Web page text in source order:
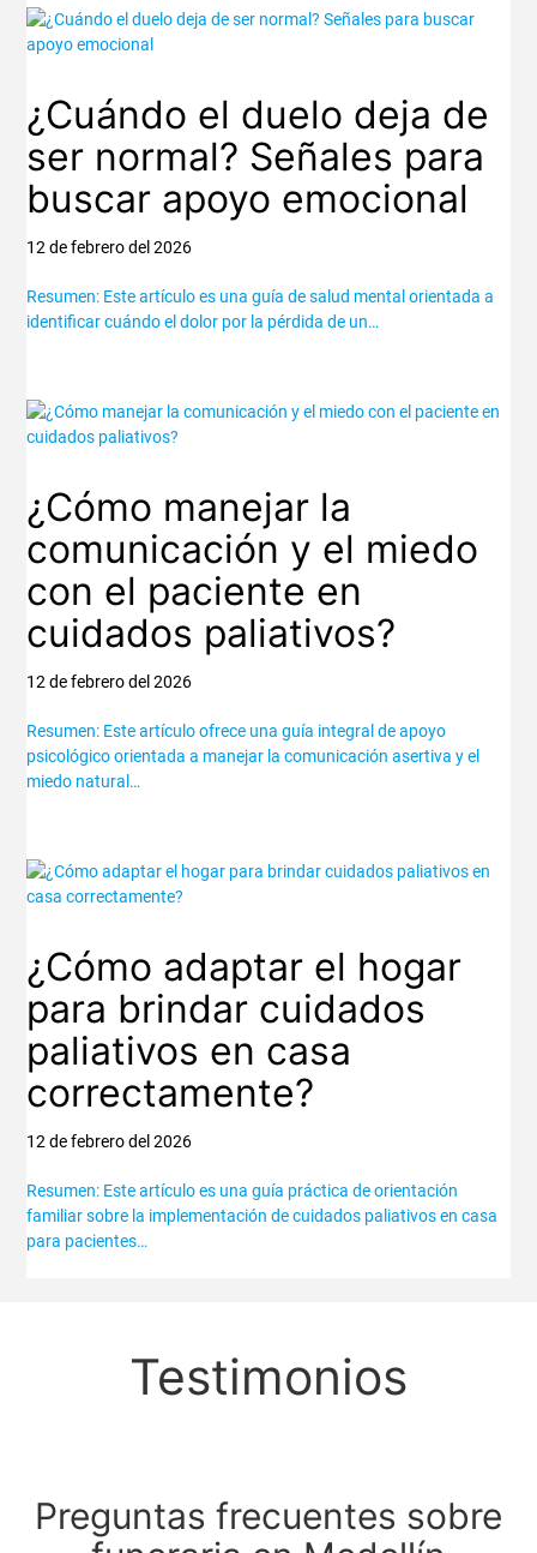
¿Cuándo el duelo deja de
ser normal? Señales para
buscar apoyo emocional
12 de febrero del 2026
Resumen: Este artículo es una guía de salud mental orientada a
identificar cuándo el dolor por la pérdida de un…
¿Cómo manejar la
comunicación y el miedo
con el paciente en
cuidados paliativos?
12 de febrero del 2026
Resumen: Este artículo ofrece una guía integral de apoyo
psicológico orientada a manejar la comunicación asertiva y el
miedo natural…
¿Cómo adaptar el hogar
para brindar cuidados
paliativos en casa
correctamente?
12 de febrero del 2026
Resumen: Este artículo es una guía práctica de orientación
familiar sobre la implementación de cuidados paliativos en casa
para pacientes…
Testimonios
Preguntas frecuentes sobre